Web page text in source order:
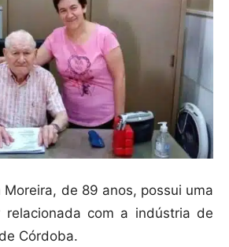
Moreira, de 89 anos, possui uma
relacionada com a indústria de
Córdoba.